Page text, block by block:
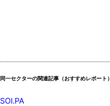
同一セクターの関連記事（おすすめレポート）
SOI.PA